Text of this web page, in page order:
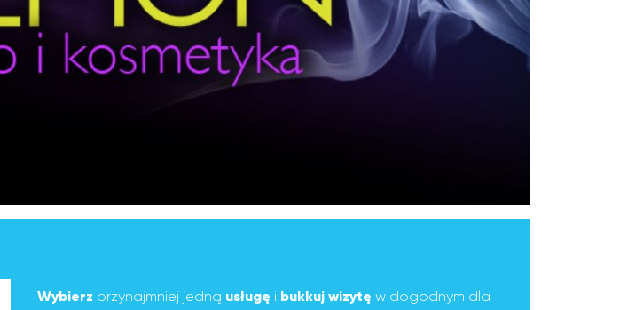
Wybierz przynajmniej jedną usługę i bukkuj wizytę w dogodnym dla